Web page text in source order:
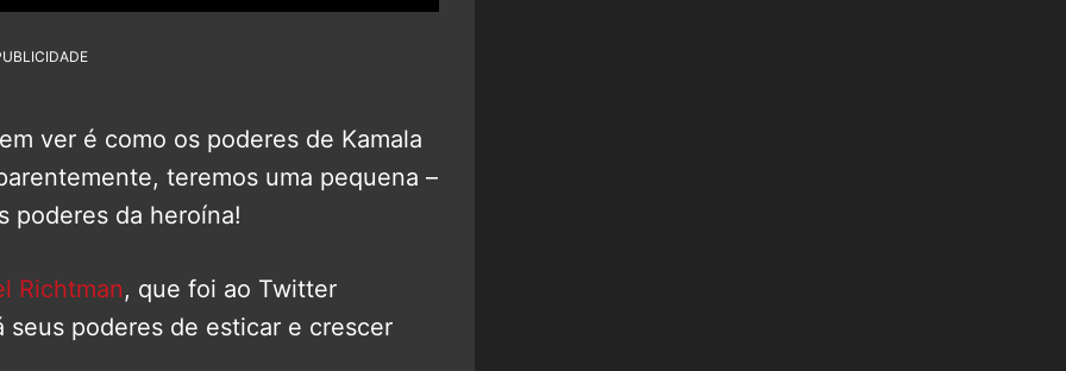
ver é como os poderes de Kamala
teremos uma pequena –
poderes da heroína!
Richtman, que foi ao Twitter
seus poderes de esticar e crescer